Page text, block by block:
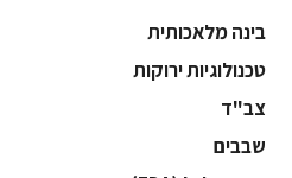
בינה מלאכותית
‫טכנולוגיות ירוקות‬
‫צב"ד‬
‫שבבים‬